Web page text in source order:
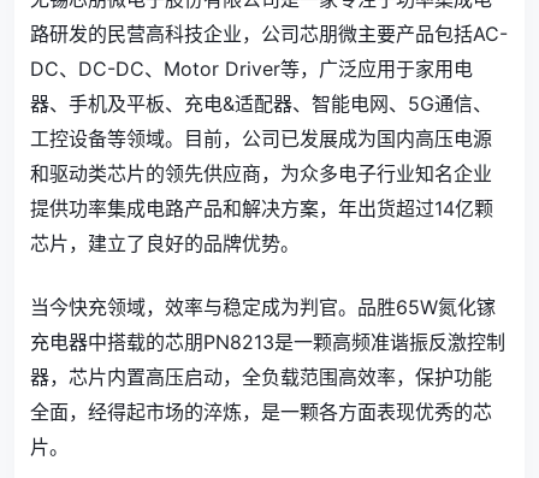
路研发的民营高科技企业，公司芯朋微主要产品包括AC-
DC、DC-DC、Motor Driver等，广泛应用于家用电
器、手机及平板、充电&适配器、智能电网、5G通信、
工控设备等领域。目前，公司已发展成为国内高压电源
和驱动类芯片的领先供应商，为众多电子行业知名企业
提供功率集成电路产品和解决方案，年出货超过14亿颗
芯片，建立了良好的品牌优势。
当今快充领域，效率与稳定成为判官。品胜65W氮化镓
充电器中搭载的芯朋PN8213是一颗高频准谐振反激控制
器，芯片内置高压启动，全负载范围高效率，保护功能
全面，经得起市场的淬炼，是一颗各方面表现优秀的芯
片。